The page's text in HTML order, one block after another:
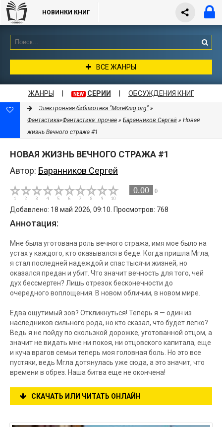
НОВИНКИ КНИГ
ВСЕ ЖАНРЫ
ЖАНРЫ NEW СЕРИИ ОБСУЖДЕНИЯ КНИГ
Электронная библиотека "MoreKnig.org" »
Фантастика»Фантастика: прочее » Баранников Сергей » Новая
жизнь Вечного стража #1
НОВАЯ ЖИЗНЬ ВЕЧНОГО СТРАЖА #1
Автор: Баранников Сергей
0.00 0
Добавлено: 18 май 2026, 09:10. Просмотров: 768
Аннотация:
Мне была уготована роль вечного стража, имя мое было на
устах у каждого, кто оказывался в беде. Когда пришла Мгла,
я стал последней надеждой и спас тысячи жизней, но
оказался предан и убит. Что значит вечность для того, чей
дух бессмертен? Лишь отрезок бесконечности до
очередного воплощения. В новом обличии, в новом мире.
Едва ощутимый зов? Откликнуться! Теперь я — один из
наследников сильного рода, но кто сказал, что будет легко?
Ведь я не пойду по скользкой дорожке, уготованной отцом, а
значит не видать мне ни покоя, ни отцовского капитала, еще
и куча врагов семьи теперь моя головная боль. Но это все
пустяки, ведь Мгла дотянулась уже сюда, а это значит, что
времени в обрез. Наша битва еще не окончена!
СКАЧАТЬ ИЛИ ЧИТАТЬ ОНЛАЙН